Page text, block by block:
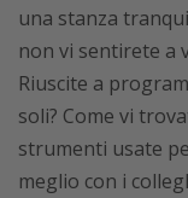
una stanza
non vi sentirete a
Riuscite a
soli? Come vi
strumenti usate
meglio con i